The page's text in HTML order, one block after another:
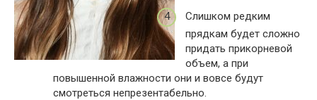
Слишком редким
прядкам будет сложно
придать прикорневой
объем, а при
повышенной влажности они и вовсе будут
смотреться непрезентабельно.